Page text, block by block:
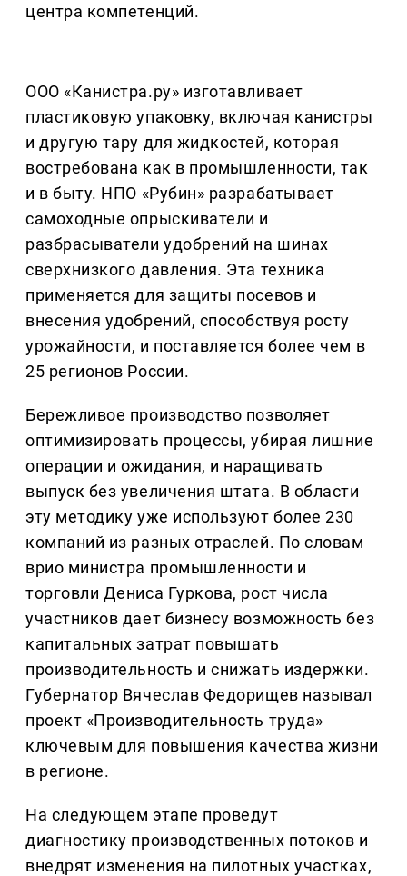
центра компетенций.
ООО «Канистра.ру» изготавливает
пластиковую упаковку, включая канистры
и другую тару для жидкостей, которая
востребована как в промышленности, так
и в быту. НПО «Рубин» разрабатывает
самоходные опрыскиватели и
разбрасыватели удобрений на шинах
сверхнизкого давления. Эта техника
применяется для защиты посевов и
внесения удобрений, способствуя росту
урожайности, и поставляется более чем в
25 регионов России.
Бережливое производство позволяет
оптимизировать процессы, убирая лишние
операции и ожидания, и наращивать
выпуск без увеличения штата. В области
эту методику уже используют более 230
компаний из разных отраслей. По словам
врио министра промышленности и
торговли Дениса Гуркова, рост числа
участников дает бизнесу возможность без
капитальных затрат повышать
производительность и снижать издержки.
Губернатор Вячеслав Федорищев называл
проект «Производительность труда»
ключевым для повышения качества жизни
в регионе.
На следующем этапе проведут
диагностику производственных потоков и
внедрят изменения на пилотных участках,